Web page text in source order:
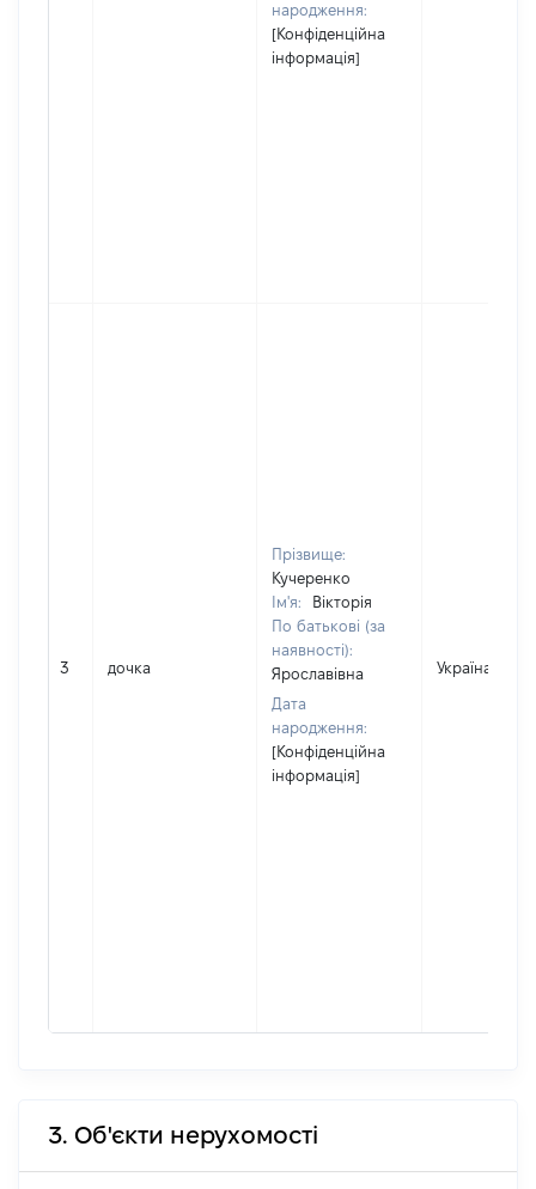
народження:
[Конфіденційна
інформація]
3 дочка
Прізвище:
Кучеренко
Ім'я:
Вікторія
По батькові (за
наявності):
Ярославівна
Дата
народження:
[Конфіденційна
інформація]
Україна
3. Об'єкти нерухомості